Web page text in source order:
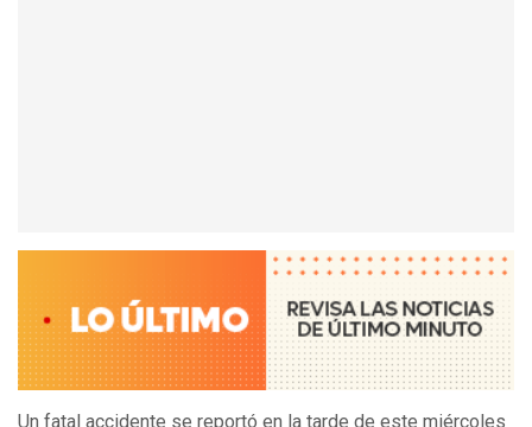
Un fatal accidente se reportó en la tarde de este miércoles